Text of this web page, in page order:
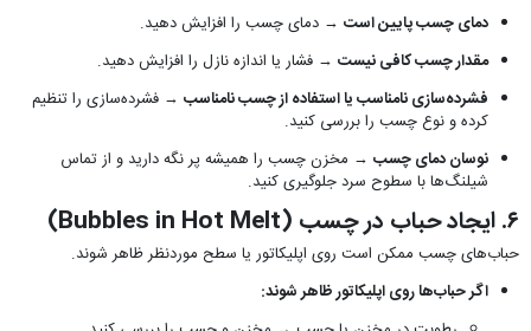
دمای چسب پایین است→ دمای چسب را افزایش دهید.
مقدار چسب کافی نیست→ فشار یا اندازه نازل را افزایش دهید.
فشرده‌سازی نامناسب یا استفاده از چسب نامناسب→ فشرده‌سازی را تنظیم
کرده و نوع چسب را بررسی کنید.
نوسان دمای چسب→ مخزن چسب را همیشه پر نگه دارید و از تماس
شیلنگ‌ها با سطوح سرد جلوگیری کنید.
۶. ایجاد حباب در چسب (Bubbles in Hot Melt)
حباب‌های چسب ممکن است روی اپلیکاتور یا سطح موردنظر ظاهر شوند.
اگر حباب‌ها روی اپلیکاتور ظاهر شوند: